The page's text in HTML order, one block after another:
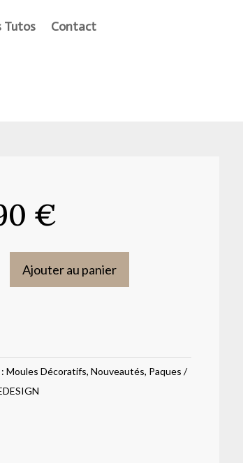
Tutos Contact
€
Ajouter au panier
Moules Décoratifs, Nouveautés, Paques